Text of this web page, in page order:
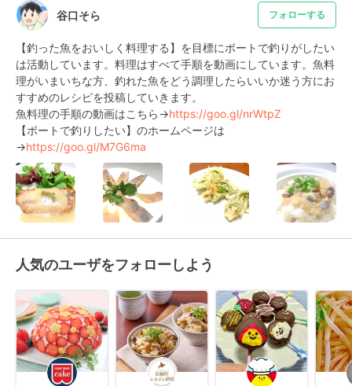
谷口そら フォローする
【釣った魚をおいしく料理する】を目標にボートで釣りがしたい
は活動しています。料理はすべて手順を動画にしています。魚料
理がいまいちな方、釣れた魚をどう調理したらいいか迷う方にお
すすめのレシピを投稿していきます。
魚料理の手順の動画はこちら→https://goo.gl/nrWtpZ
【ボートで釣りしたい】のホームページは
→https://goo.gl/M7G6ma
人気のユーザをフォローしよう